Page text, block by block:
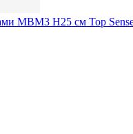
MBM3 H25 см Top